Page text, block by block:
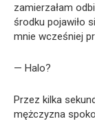
zamierzałam
środku pojawiło
mnie wcześniej
— Halo?
Przez kilka
mężczyzna